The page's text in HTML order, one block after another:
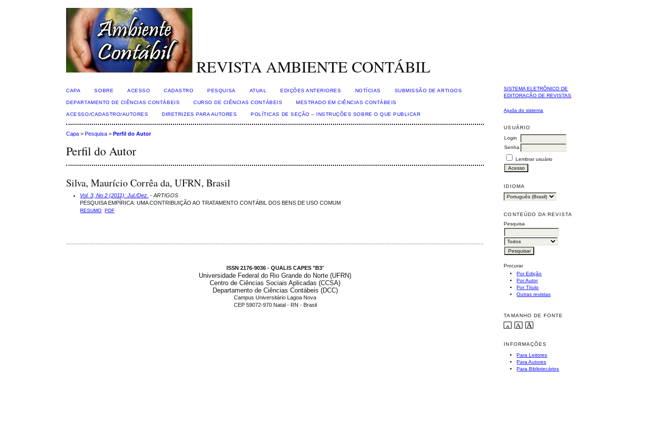
REVISTA AMBIENTE CONTÁBIL
SISTEMA ELETRÔNICO DE
EDITORAÇÃO DE REVISTAS
Ajuda do sistema
USUÁRIO
Login
Senha
Lembrar usuário
IDIOMA
CONTEÚDO DA REVISTA
Pesquisa
Procurar
Por Edição
Por Autor
Por Título
Outras revistas
TAMANHO DE FONTE
INFORMAÇÕES
Para Leitores
Para Autores
Para Bibliotecários
CAPA SOBRE ACESSO CADASTRO PESQUISA ATUAL EDIÇÕES ANTERIORES NOTÍCIAS SUBMISSÃO DE ARTIGOS
DEPARTAMENTO DE CIÊNCIAS CONTÁBEIS CURSO DE CIÊNCIAS CONTÁBEIS MESTRADO EM CIÊNCIAS CONTÁBEIS
ACESSO/CADASTRO/AUTORES DIRETRIZES PARA AUTORES POLÍTICAS DE SEÇÃO – INSTRUÇÕES SOBRE O QUE PUBLICAR
Capa >Pesquisa >Perfil do Autor
Perfil do Autor
Silva, Maurício Corrêa da, UFRN, Brasil
Vol. 3, No 2 (2011): Jul./Dez. - ARTIGOS
PESQUISA EMPÍRICA: UMA CONTRIBUIÇÃO AO TRATAMENTO CONTÁBIL DOS BENS DE USO COMUM
RESUMO PDF
ISSN 2176-9036 - QUALIS CAPES "B3"
Universidade Federal do Rio Grande do Norte (UFRN)
Centro de Ciências Sociais Aplicadas (CCSA)
Departamento de Ciências Contábeis (DCC)
Campus Universitário Lagoa Nova
CEP 59072-970 Natal - RN - Brasil